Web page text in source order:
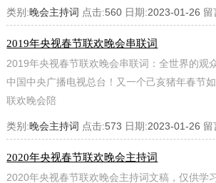
类别:晚会主持词 点击:560 日期:2023-01-26 留
2019年央视春节联欢晚会串联词
2019年央视春节联欢晚会串联词：全世界的观
中国中央广播电视总台！又一个己亥猪年春节
联欢晚会陪
类别:晚会主持词 点击:573 日期:2023-01-26 留
2020年央视春节联欢晚会主持词
2020年央视春节联欢晚会主持词文稿，仅供学